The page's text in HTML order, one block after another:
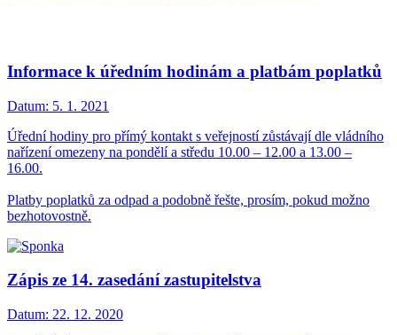
Informace k úředním hodinám a platbám poplatků
Datum: 5. 1. 2021
Úřední hodiny pro přímý kontakt s veřejností zůstávají dle vládního
nařízení omezeny na pondělí a středu 10.00 – 12.00 a 13.00 –
16.00.
Platby poplatků za odpad a podobně řešte, prosím, pokud možno
bezhotovostně.
Zápis ze 14. zasedání zastupitelstva
Datum: 22. 12. 2020